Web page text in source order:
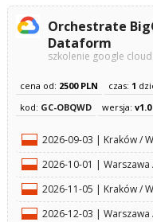
Orchestrate
Dataform
szkolenie google cloud
cena od: 2500 PLN czas: 1
kod: GC-OBQWD wersja: v1.0
2026-09-03 | Kraków /
2026-10-01 | Warszawa
2026-11-05 | Kraków /
2026-12-03 | Warszawa